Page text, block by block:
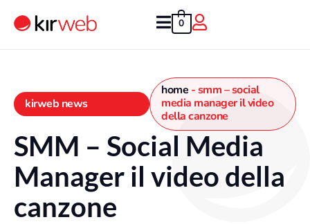
0
kirweb news
home -smm – social
media manager il video
della canzone
SMM – Social Media
Manager il video della
canzone